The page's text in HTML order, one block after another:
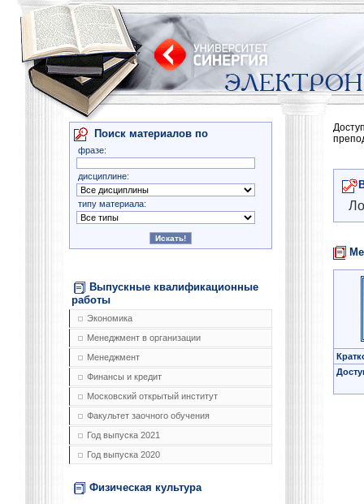
Поиск материалов по
фразе:
дисциплине:
типу материала:
Выпускные квалификационные
работы
Экономика
Менеджмент в организации
Менеджмент
Финансы и кредит
Московский открытый институт
Факультет заочного обучения
Год выпуска 2021
Год выпуска 2020
Физическая культура